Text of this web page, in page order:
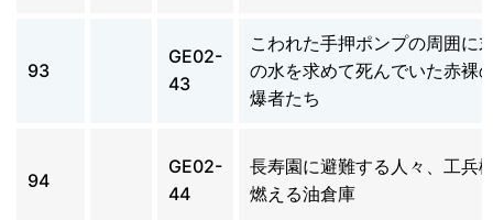
93
GE02-
43
こわれた手押ポンプの周囲に
の水を求めて死んでいた赤裸
爆者たち
94
GE02-
44
長寿園に避難する人々、工兵
燃える油倉庫